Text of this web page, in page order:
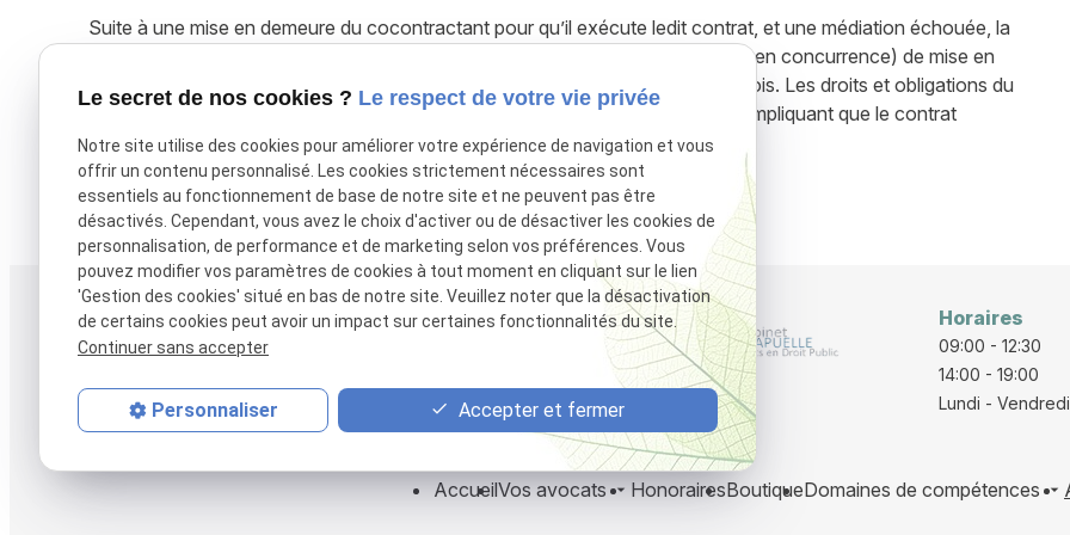
Suite à une mise en demeure du cocontractant pour qu’il exécute ledit contrat, et une médiation échouée, la
personne publique a conclu une convention provisoire (sans publicité, ni mise en concurrence) de mise en
régie avec un sous-traitant du concessionnaire initial, pour une durée de 18 mois. Les droits et obligations du
contrat initial ont été transférés pour ladite durée au nouveau cocontractant, impliquant que le contrat
provisoire était doté de la même nature juridique que le contrat initial.
X (formerly Twitter) est désactivé. Autoriser Facebook est désactivé. Autoriser
Téléphone
05 61 38 27 17
Adresse Horaires
09:00 - 12:30
14:00 - 19:00
Lundi - Vendredi
AccueilVos avocats HonorairesBoutiqueDomaines de compétences
Le secret de nos cookies ? Le respect de votre vie privée
Notre site utilise des cookies pour améliorer votre expérience de navigation et vous
offrir un contenu personnalisé. Les cookies strictement nécessaires sont
essentiels au fonctionnement de base de notre site et ne peuvent pas être
désactivés. Cependant, vous avez le choix d'activer ou de désactiver les cookies de
personnalisation, de performance et de marketing selon vos préférences. Vous
pouvez modifier vos paramètres de cookies à tout moment en cliquant sur le lien
'Gestion des cookies' situé en bas de notre site. Veuillez noter que la désactivation
de certains cookies peut avoir un impact sur certaines fonctionnalités du site.
Continuer sans accepter
Personnaliser Accepter et fermer